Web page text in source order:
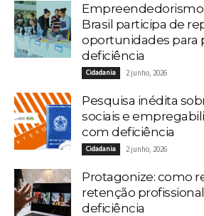
Empreendedorismo
Brasil participa de
oportunidades para
deficiência
Cidadania 2 junho, 2026
Pesquisa inédita
sociais e
com deficiência
Cidadania 2 junho, 2026
Protagonize: como
retenção
deficiência